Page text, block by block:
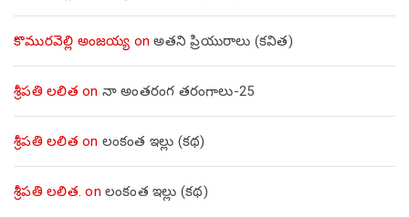
కొమురవెల్లి అంజయ్య onఅతని ప్రియురాలు (కవిత)
శ్రీపతి లలిత on నా అంతరంగ తరంగాలు-25
శ్రీపతి లలిత on లంకంత ఇల్లు (కథ)
శ్రీపతి లలిత. on లంకంత ఇల్లు (కథ)